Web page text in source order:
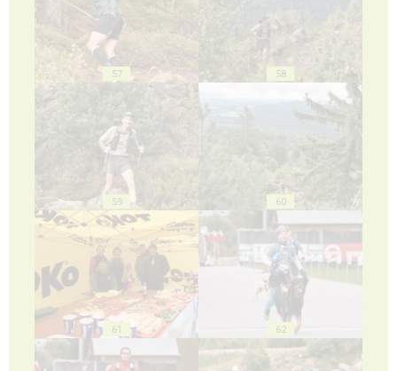
57 58
59 60
61 62